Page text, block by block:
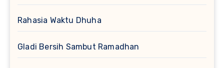
Rahasia Waktu Dhuha
Gladi Bersih Sambut Ramadhan